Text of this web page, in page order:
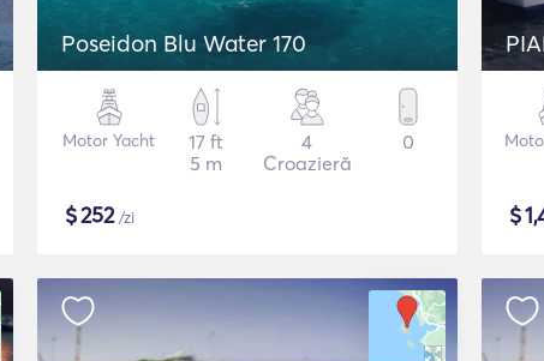
Poseidon Blu Water 170
Motor Yacht
17 ft
5 m
4
Croazieră
0
$252/zi $